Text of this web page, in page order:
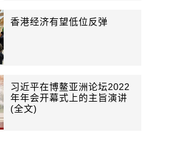
香港经济有望低位反弹
习近平在博鳌亚洲论坛2022
年年会开幕式上的主旨演讲
(全文)